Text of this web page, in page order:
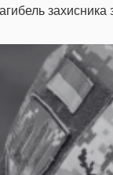
захисника